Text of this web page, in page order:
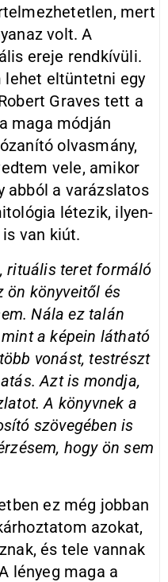
mert
volt. A
ereje rendkívüli.
lehet eltüntetni egy
Graves tett a
maga módján
olvasmány,
vele, amikor
abból a varázslatos
létezik, ilyen-
van kiút.
rituális teret formáló
ön könyveitől és
Nála ez talán
a képein látható
vonást, testrészt
Azt is mondja,
A könyvnek a
szövegében is
hogy ön sem
ez még jobban
azokat,
és tele vannak
lényeg maga a